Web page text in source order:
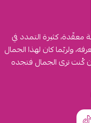
كثيرة التمدد في
ولربّما كان لهذا الجمال
كُنت ترى الجمال فتجده